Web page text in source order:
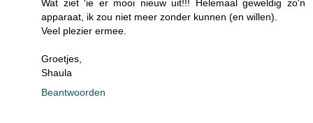
Wat ziet 'ie er mooi nieuw uit!!! Helemaal geweldig zo'n
apparaat, ik zou niet meer zonder kunnen (en willen).
Veel plezier ermee.
Groetjes,
Shaula
Beantwoorden